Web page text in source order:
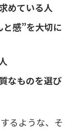
めている人
感”を大切に
なものを選び
るような、そ